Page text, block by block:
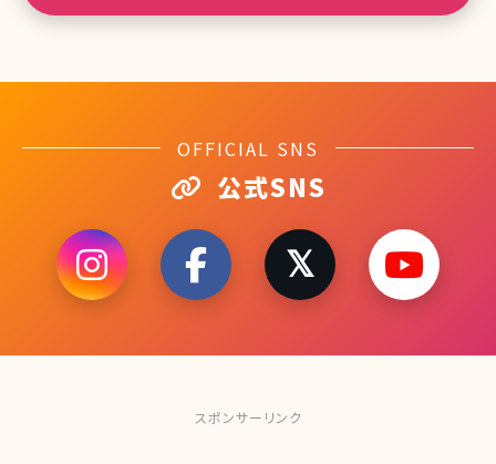
OFFICIAL SNS
公式SNS
スポンサーリンク